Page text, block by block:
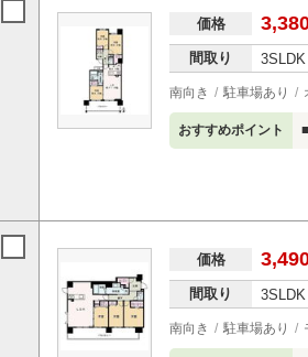
価格
間取り 3SLDK
南向き 駐車場あり
おすすめポイント
価格
間取り 3SLDK
南向き 駐車場あり